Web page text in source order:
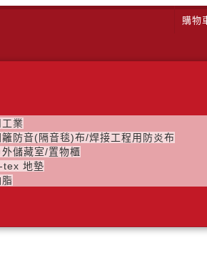
購物
業
籬防音(隔音毯)布/焊接工程用防炎布
外儲藏室/置物櫃
tex 地墊